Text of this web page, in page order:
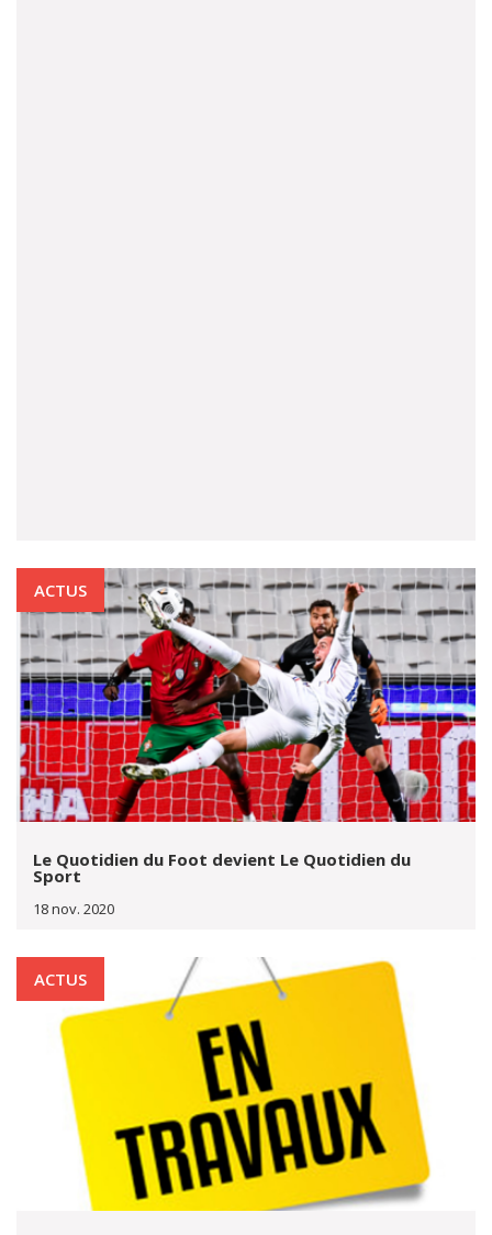
ACTUS
Le Quotidien du Foot devient Le Quotidien du
Sport
18 nov. 2020
ACTUS